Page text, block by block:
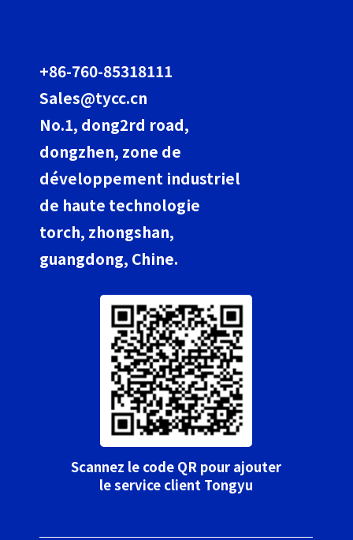
+86-760-85318111
Sales@tycc.cn
No.1, dong2rd road,
dongzhen, zone de
développement industriel
de haute technologie
torch, zhongshan,
guangdong, Chine.
Scannez le code QR pour ajouter
le service client Tongyu